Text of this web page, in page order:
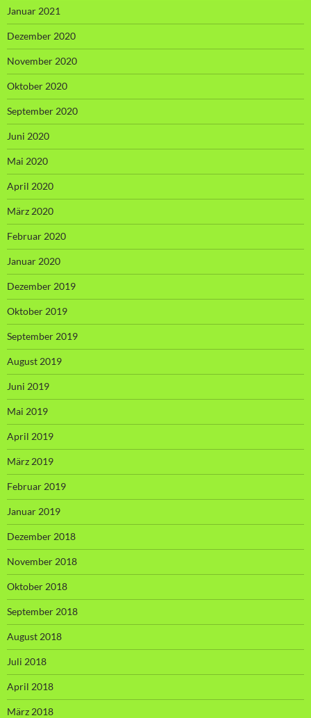
Januar 2021
Dezember 2020
November 2020
Oktober 2020
September 2020
Juni 2020
Mai 2020
April 2020
März 2020
Februar 2020
Januar 2020
Dezember 2019
Oktober 2019
September 2019
August 2019
Juni 2019
Mai 2019
April 2019
März 2019
Februar 2019
Januar 2019
Dezember 2018
November 2018
Oktober 2018
September 2018
August 2018
Juli 2018
April 2018
März 2018